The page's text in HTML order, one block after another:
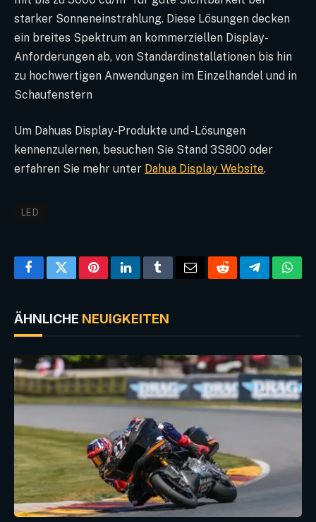
starker Sonneneinstrahlung. Diese Lösungen decken
ein breites Spektrum an kommerziellen Display-
Anforderungen ab, von Standardinstallationen bis hin
zu hochwertigen Anwendungen im Einzelhandel und in
Schaufenstern
Um Dahuas Display-Produkte und -Lösungen
kennenzulernen, besuchen Sie Stand 3S800 oder
erfahren Sie mehr unter Dahua Display Website.
LED
FacebookTwitterPinterestLinkedInTumblrEmailRedditTelegram
ÄHNLICHE NEUIGKEITEN